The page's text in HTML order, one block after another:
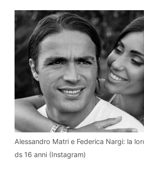
Alessandro Matri e Federica Nargi: la
ds 16 anni (Instagram)